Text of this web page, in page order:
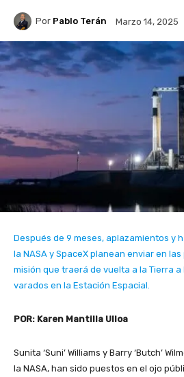
Por Pablo Terán Marzo 14, 2025
Después de 9 meses, aplazamientos y
la NASA y SpaceX planean enviar en
misión que traerá de vuelta a la Tierra
varados en la Estación Espacial.
POR: Karen Mantilla Ulloa
Sunita ‘Suni’ Williams y Barry ‘Butch’
la NASA, han sido puestos en el ojo